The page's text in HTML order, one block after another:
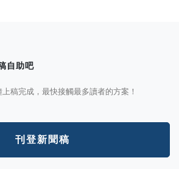
自助吧
稿完成，最快接觸最多讀者的方案！
刊登新聞稿